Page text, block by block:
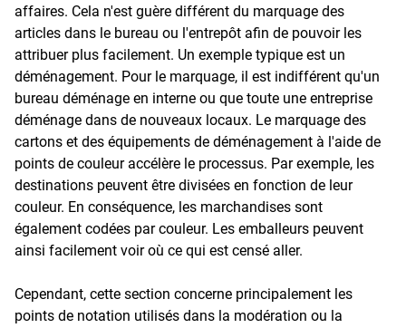
affaires. Cela n'est guère différent du marquage des
articles dans le bureau ou l'entrepôt afin de pouvoir les
attribuer plus facilement. Un exemple typique est un
déménagement. Pour le marquage, il est indifférent qu'un
bureau déménage en interne ou que toute une entreprise
déménage dans de nouveaux locaux. Le marquage des
cartons et des équipements de déménagement à l'aide de
points de couleur accélère le processus. Par exemple, les
destinations peuvent être divisées en fonction de leur
couleur. En conséquence, les marchandises sont
également codées par couleur. Les emballeurs peuvent
ainsi facilement voir où ce qui est censé aller.
Cependant, cette section concerne principalement les
points de notation utilisés dans la modération ou la